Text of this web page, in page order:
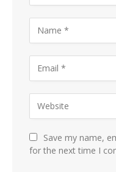
Save my name,
for the next time I